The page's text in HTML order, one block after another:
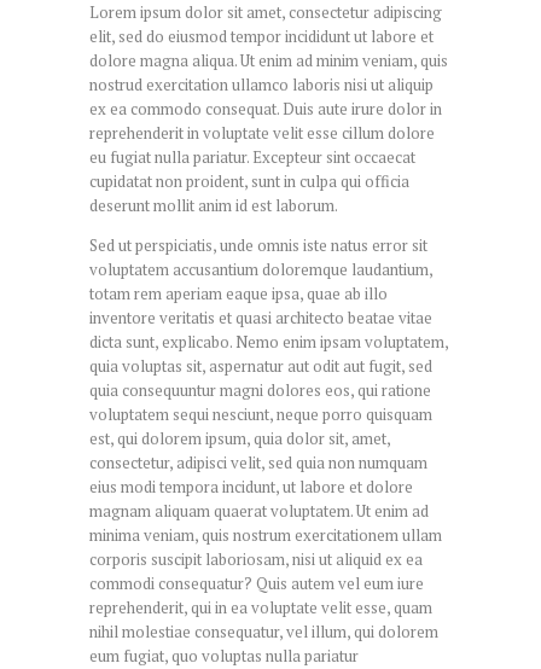
Lorem ipsum dolor sit amet, consectetur adipiscing
elit, sed do eiusmod tempor incididunt ut labore et
dolore magna aliqua. Ut enim ad minim veniam, quis
nostrud exercitation ullamco laboris nisi ut aliquip
ex ea commodo consequat. Duis aute irure dolor in
reprehenderit in voluptate velit esse cillum dolore
eu fugiat nulla pariatur. Excepteur sint occaecat
cupidatat non proident, sunt in culpa qui officia
deserunt mollit anim id est laborum.
Sed ut perspiciatis, unde omnis iste natus error sit
voluptatem accusantium doloremque laudantium,
totam rem aperiam eaque ipsa, quae ab illo
inventore veritatis et quasi architecto beatae vitae
dicta sunt, explicabo. Nemo enim ipsam voluptatem,
quia voluptas sit, aspernatur aut odit aut fugit, sed
quia consequuntur magni dolores eos, qui ratione
voluptatem sequi nesciunt, neque porro quisquam
est, qui dolorem ipsum, quia dolor sit, amet,
consectetur, adipisci velit, sed quia non numquam
eius modi tempora incidunt, ut labore et dolore
magnam aliquam quaerat voluptatem. Ut enim ad
minima veniam, quis nostrum exercitationem ullam
corporis suscipit laboriosam, nisi ut aliquid ex ea
commodi consequatur? Quis autem vel eum iure
reprehenderit, qui in ea voluptate velit esse, quam
nihil molestiae consequatur, vel illum, qui dolorem
eum fugiat, quo voluptas nulla pariatur